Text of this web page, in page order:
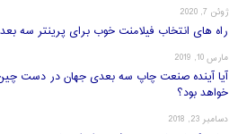
ژوئن 7, 2020
راه های انتخاب فیلامنت خوب برای پرینتر سه
مارس 10, 2019
آیا آینده صنعت چاپ سه بعدی جهان در دست
خواهد بود؟
دسامبر 23, 2018